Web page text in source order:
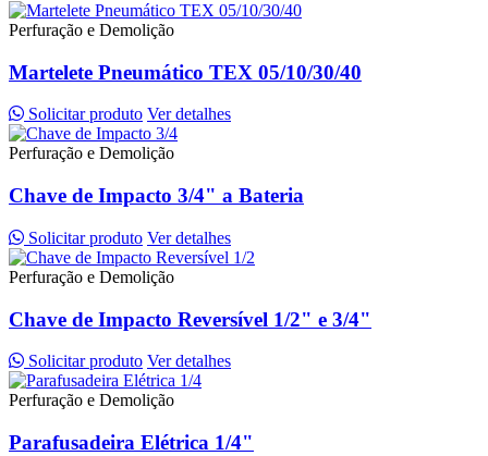
Perfuração e Demolição
Martelete Pneumático TEX 05/10/30/40
Solicitar produto Ver detalhes
Perfuração e Demolição
Chave de Impacto 3/4" a Bateria
Solicitar produto Ver detalhes
Perfuração e Demolição
Chave de Impacto Reversível 1/2" e 3/4"
Solicitar produto Ver detalhes
Perfuração e Demolição
Parafusadeira Elétrica 1/4"